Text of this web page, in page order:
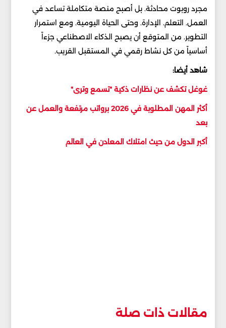
مجرد روبوت محادثة. بل أصبح منصة متكاملة تساعد في
العمل. التعلم. الإدارة. وحتى الحياة اليومية. ومع استمرار
التطوير. من المتوقع أن يصبح الذكاء الاصطناعي جزءاً
أساسياً من كل نشاط رقمي في المستقبل القريب.
شاهد أيضا:
غوغل تكشف عن نظارات ذكية "تسمع وترى"
أكثر المهن المطلوبة في 2026 برواتب مرتفعة والعمل عن
بعد
أكبر الدول من حيث امتلاك المعادن في العالم
مقالات ذات صلة